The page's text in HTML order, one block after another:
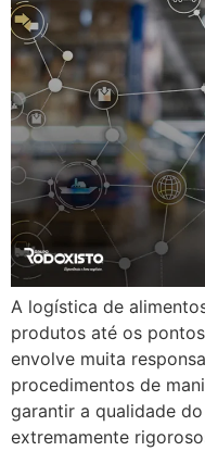
A logística de
produtos até os
envolve muita
procedimentos de
garantir a qualidade
extremamente